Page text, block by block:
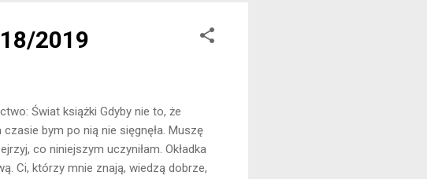
2019
Świat książki Gdyby nie to, że
bym po nią nie sięgnęła. Muszę
co niniejszym uczyniłam. Okładka
Ci, którzy mnie znają, wiedzą dobrze,